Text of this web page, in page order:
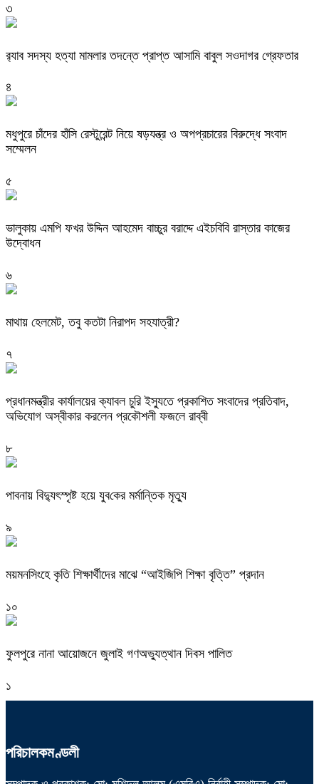
৩
র‌্যাব সদস্য হত্যা মামলার তদন্তে প্রাপ্ত আসামি বাবুল সওদাগর গ্রেফতার
৪
মধুপুরে চাঁদের হাঁসি রেস্টুরেন্ট নিয়ে ষড়যন্ত্র ও অপপ্রচারের বিরুদ্ধে সংবাদ
সম্মেলন
৫
ভালুকায় এমপি ফখর উদ্দিন আহমেদ বাচ্চুর বরাদ্দে এইচবিবি রাস্তার কাজের
উদ্বোধন
৬
মাথায় হেলমেট, তবু কতটা নিরাপদ সহযাত্রী?
৭
প্রধানমন্ত্রীর কার্যালয়ের ক্যাবল চুরি ইস্যুতে প্রকাশিত সংবাদের প্রতিবাদ,
অভিযোগ অস্বীকার করলেন প্রকৌশলী ফজলে রাব্বী
৮
পাবনায় বিদ্যুৎস্পৃষ্ট হয়ে যুব‌কের মর্মান্তিক মৃত্যু
৯
ময়মনসিংহে কৃতি শিক্ষার্থীদের মাঝে “আইজিপি শিক্ষা বৃত্তি” প্রদান
১০
ফুলপুরে নানা আয়োজনে জুলাই গণঅভ্যুত্থান দিবস পালিত
১
পরিচালকমণ্ডলী